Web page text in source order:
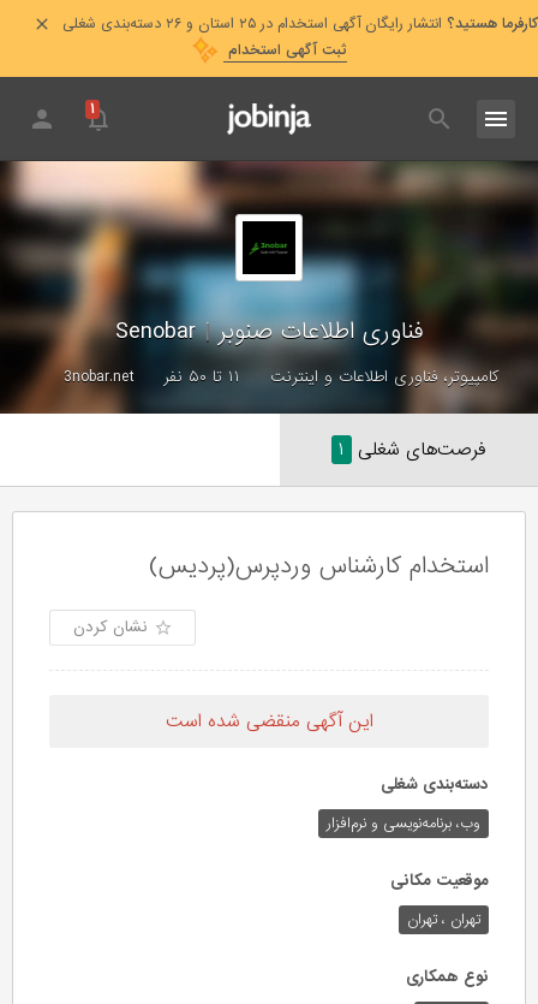
کارفرما هستید؟ انتشار رایگان آگهی استخدام در ۲۵ استان و ۲۶ دسته‌بندی شغلی
ثبت آگهی استخدام
۱
فناوری اطلاعات صنوبر|
Senobar
کامپیوتر، فناوری اطلاعات و اینترنت ۱۱ تا ۵۰ نفر 3nobar.net
فرصت‌های شغلی ۱
استخدام کارشناس وردپرس(پردیس)
نشان کردن
این آگهی منقضی شده است
دسته‌بندی شغلی
وب،‌ برنامه‌نویسی و نرم‌افزار
موقعیت مکانی
تهران ، تهران
نوع همکاری